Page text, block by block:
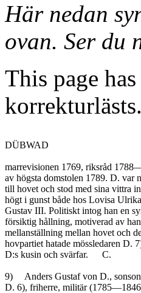
Här nedan
ovan. Ser du
This page has
korrekturlästs.
DÜBWAD
marrevisionen 1769, riksråd
av högsta domstolen 1789. D. var
till hovet och stod med sina vittra
högt i gunst både hos Lovisa
Gustav III. Politiskt intog han en
försiktig hållning, motiverad av
mellanställning mellan hovet och
hovpartiet hatade mössledaren D.
D:s kusin och svärfar.	C.
9)	Anders Gustaf von D., sonson till
D. 6), friherre, militär